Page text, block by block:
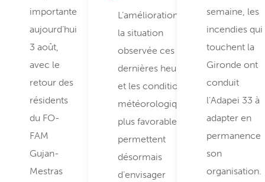
importante
aujourd’hui
3 août,
avec le
retour des
résidents
du FO-
FAM
Gujan-
Mestras
L’amélioration de
la situation
observée ces
dernières heures
et les conditions
météorologiques
plus favorables
permettent
désormais
d’envisager
semaine, les
incendies qui
touchent la
Gironde ont
conduit
l’Adapei 33 à
adapter en
permanence
son
organisation.